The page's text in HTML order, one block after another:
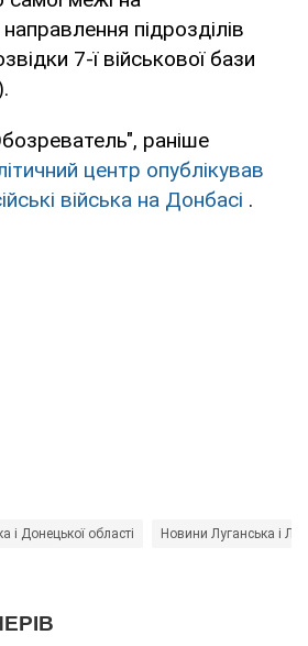
підрозділів
7-ї військової бази
раніше
центр опублікував
війська на Донбасі .
і Донецької області Новини Луганська і